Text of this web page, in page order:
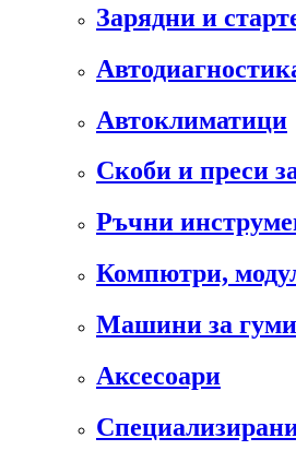
Зарядни и
Автоклиматици
Скоби и преси
Ръчни
Компютри,
Машини за гуми
Аксесоари